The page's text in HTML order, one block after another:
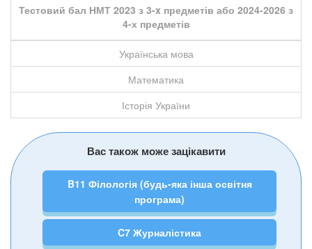
Тестовий бал НМТ 2023 з 3-x предметів або 2024-2026 з
4-х предметів
Українська мова
Математика
Історія України
Вас також може зацікавити
B11 Філологія (будь-яка інша освітня
програма)
C7 Журналістика